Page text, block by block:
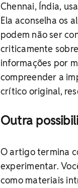
Chennai, Índia,
Ela aconselha os
podem não ser
criticamente
informações por
compreender a
crítico original,
Outra
O artigo termina
experimentar.
como materiais